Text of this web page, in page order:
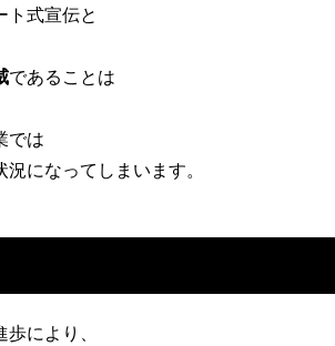
ト式宣伝と
であることは
では
になってしまいます。
により、